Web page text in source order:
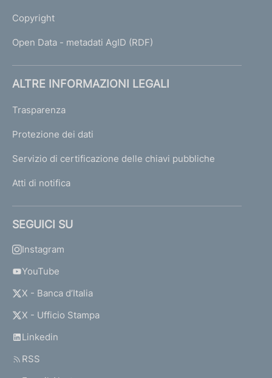
Copyright
Open Data - metadati AgID (RDF)
ALTRE INFORMAZIONI LEGALI
Trasparenza
Protezione dei dati
Servizio di certificazione delle chiavi pubbliche
Atti di notifica
SEGUICI SU
Instagram
YouTube
X - Banca d’Italia
X - Ufficio Stampa
Linkedin
RSS